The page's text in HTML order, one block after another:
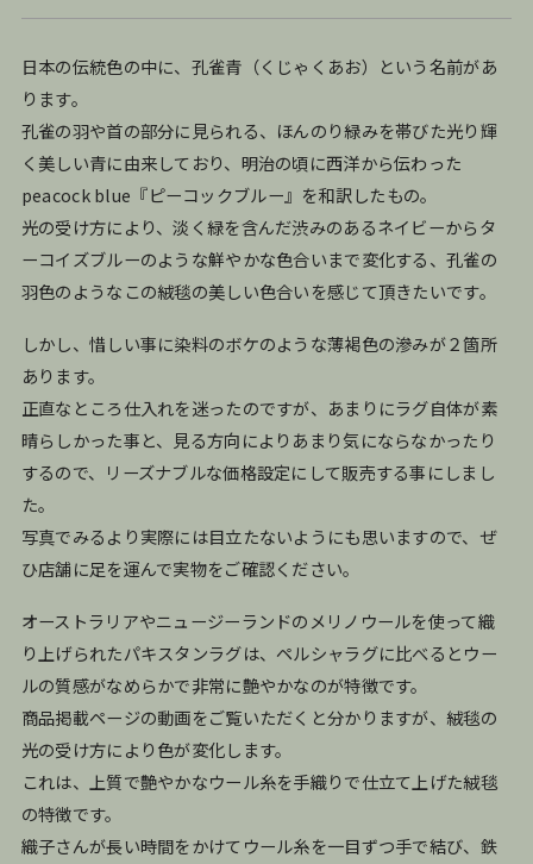
日本の伝統色の中に、孔雀青（くじゃくあお）という名前があ
ります。
孔雀の羽や首の部分に見られる、ほんのり緑みを帯びた光り輝
く美しい青に由来しており、明治の頃に西洋から伝わった
peacock blue『ピーコックブルー』を和訳したもの。
光の受け方により、淡く緑を含んだ渋みのあるネイビーからタ
ーコイズブルーのような鮮やかな色合いまで変化する、孔雀の
羽色のようなこの絨毯の美しい色合いを感じて頂きたいです。
しかし、惜しい事に染料のボケのような薄褐色の滲みが２箇所
あります。
正直なところ仕入れを迷ったのですが、あまりにラグ自体が素
晴らしかった事と、見る方向によりあまり気にならなかったり
するので、リーズナブルな価格設定にして販売する事にしまし
た。
写真でみるより実際には目立たないようにも思いますので、ぜ
ひ店舗に足を運んで実物をご確認ください。
オーストラリアやニュージーランドのメリノウールを使って織
り上げられたパキスタンラグは、ペルシャラグに比べるとウー
ルの質感がなめらかで非常に艶やかなのが特徴です。
商品掲載ページの動画をご覧いただくと分かりますが、絨毯の
光の受け方により色が変化します。
これは、上質で艶やかなウール糸を手織りで仕立て上げた絨毯
の特徴です。
織子さんが長い時間をかけてウール糸を一目ずつ手で結び、鉄